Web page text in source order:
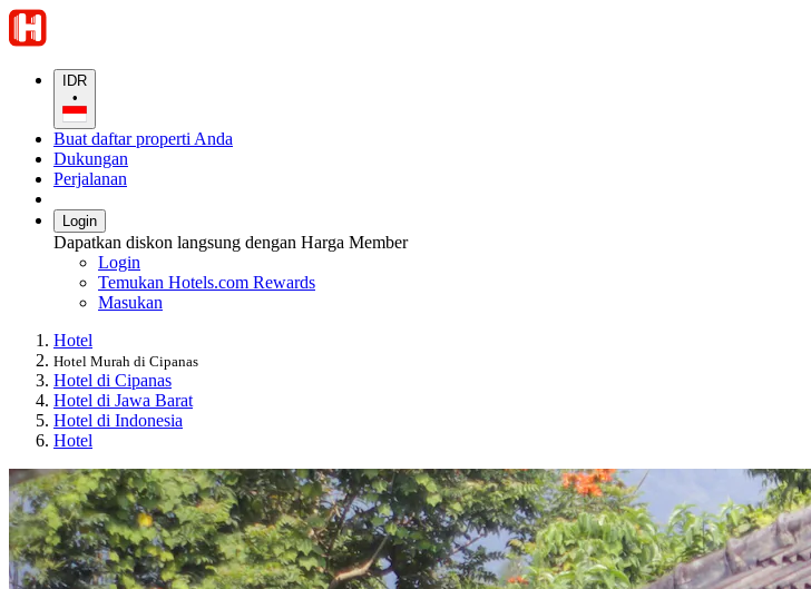
IDR
•
Buat daftar properti Anda
Dukungan
Perjalanan
Login
Dapatkan diskon langsung dengan Harga Member
Login
Temukan Hotels.com Rewards
Masukan
Hotel
Hotel Murah di Cipanas
Hotel di Cipanas
Hotel di Jawa Barat
Hotel di Indonesia
Hotel